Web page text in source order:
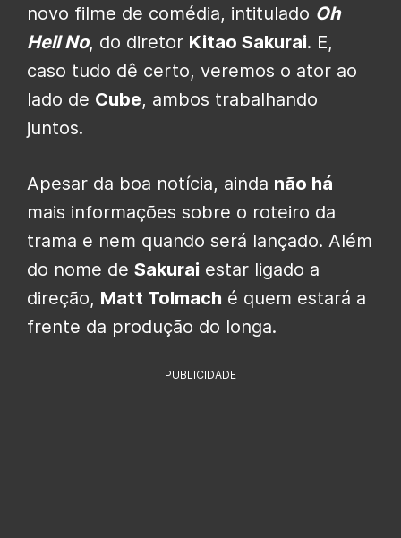
novo filme de comédia, intitulado Oh
Hell No, do diretor Kitao Sakurai. E,
caso tudo dê certo, veremos o ator ao
lado de Cube, ambos trabalhando
juntos.
Apesar da boa notícia, ainda não há
mais informações sobre o roteiro da
trama e nem quando será lançado. Além
do nome de Sakurai estar ligado a
direção, Matt Tolmach é quem estará a
frente da produção do longa.
PUBLICIDADE